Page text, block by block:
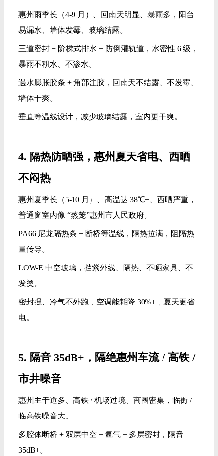
惠州雨季长（4-9 月）、回南天明显、暴雨多，阳台
易漏水、墙体发霉、玻璃结露。
三道密封 + 阶梯式排水 + 防倒灌轨道，水密性 6 级，
暴雨不积水、不渗水。
遇水膨胀胶条 + 角部注胶，回南天不结露、不发霉、
墙体干爽。
垂直等温线设计，减少玻璃结露，室内更干爽。
4. 隔热防晒强，惠州夏天省电、西晒
不闷热
惠州夏季长（5-10 月）、高温达 38℃+、西晒严重，
普通窗室内像 “蒸笼”惠州市人民政府。
PA66 尼龙隔热条 + 断桥等温线，隔热拉满，阻隔热
量传导。
LOW-E 中空玻璃，挡紫外线、隔热、不晒家具、不
发烫。
密封强、冷气不外跑，空调能耗降 30%+，夏天更省
电。
5. 隔音 35dB+，隔绝惠州车流 / 高铁 /
市井噪音
惠州主干道多、高铁 / 机场过境、商圈密集，临街 /
临高铁噪音大。
多腔体断桥 + 双层中空 + 氩气 + 多层密封，隔音
35dB+。